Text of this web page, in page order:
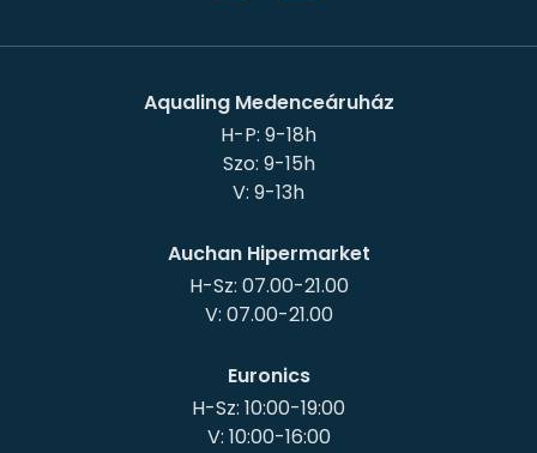
Aqualing Medenceáruház
H-P: 9-18h
Szo: 9-15h
Auchan Hipermarket
H-Sz: 07.00-21.00
V: 07.00-21.00
Euronics
H-Sz: 10:00-19:00
V: 10:00-16:00